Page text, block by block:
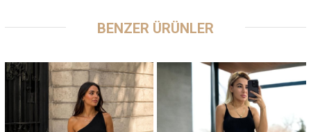
BENZER ÜRÜNLER